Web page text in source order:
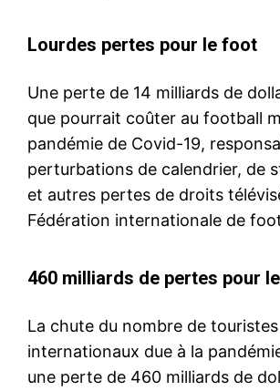
Lourdes pertes pour le foot
Une perte de 14 milliards de
que pourrait coûter au football
pandémie de Covid-19,
perturbations de calendrier, de
et autres pertes de droits
Fédération internationale de
460 milliards de pertes pour
La chute du nombre de touristes
internationaux due à la
une perte de 460 milliards de